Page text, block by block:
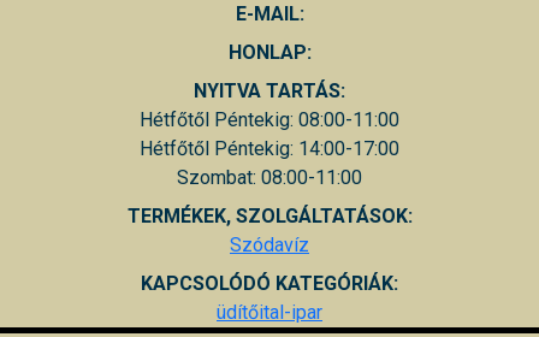
E-MAIL:
HONLAP:
NYITVA TARTÁS:
Hétfőtől Péntekig: 08:00-11:00
Hétfőtől Péntekig: 14:00-17:00
Szombat: 08:00-11:00
TERMÉKEK, SZOLGÁLTATÁSOK:
Szódavíz
KAPCSOLÓDÓ KATEGÓRIÁK:
üdítőital-ipar